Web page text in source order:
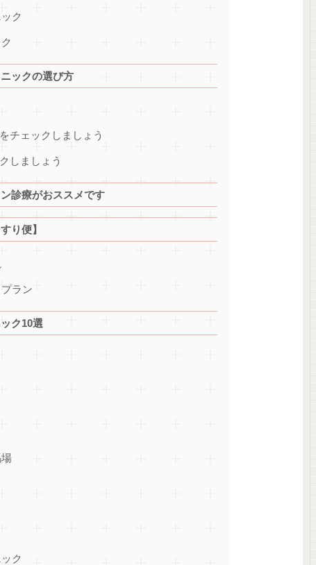
ク
ックの選び方
チェックしましょう
しましょう
診療がおススメです
り便】
ラン
ク10選
ク